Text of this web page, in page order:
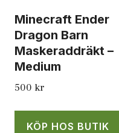
Minecraft Ender
Dragon Barn
Maskeraddräkt –
Medium
500 kr
KÖP HOS BUTIK